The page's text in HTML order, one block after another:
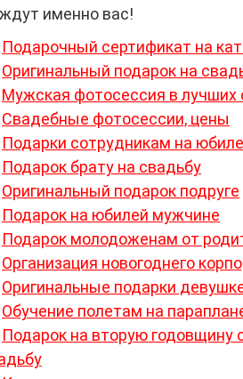
именно вас!
Подарочный сертификат на
Оригинальный подарок на
Мужская фотосессия в лучших
Свадебные фотосессии, цены
Подарки сотрудникам на
Подарок брату на свадьбу
Оригинальный подарок подруге
Подарок на юбилей мужчине
Подарок молодоженам от
Организация новогоднего
Оригинальные подарки
Обучение полетам на
Подарок на вторую